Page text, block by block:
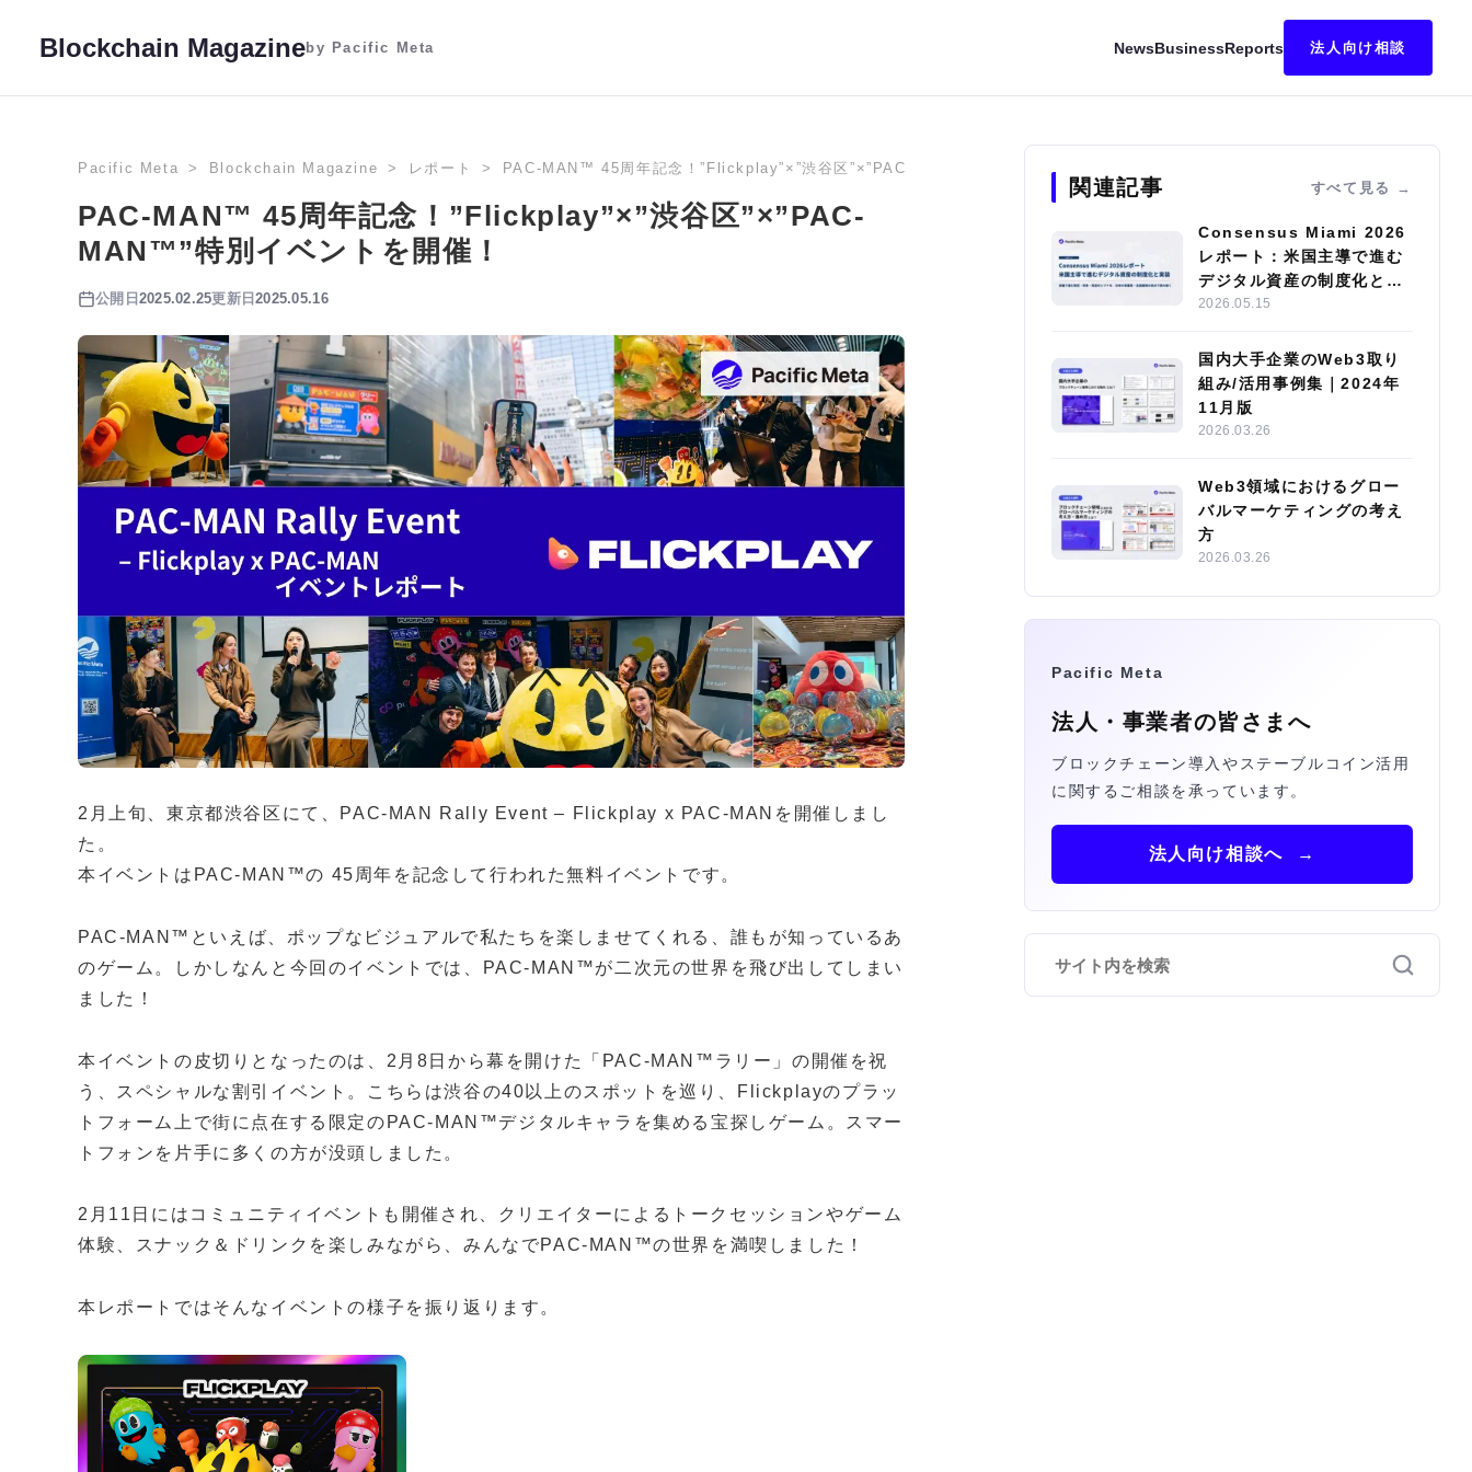
Blockchain Magazineby Pacific Meta NewsBusinessReports 法人向け相談
Pacific Meta Blockchain Magazine レポート PAC-MAN™ 45周年記念！”Flickplay”×”渋谷区”×”PAC-MAN™”特別イベントを開催！
PAC-MAN™ 45周年記念！”Flickplay”×”渋谷区”×”PAC-
MAN™”特別イベントを開催！
公開日 2025.02.25更新日2025.05.16
2月上旬、東京都渋谷区にて、PAC-MAN Rally Event – Flickplay x PAC-MANを開催しまし
た。
本イベントはPAC-MAN™の 45周年を記念して行われた無料イベントです。
PAC-MAN™といえば、ポップなビジュアルで私たちを楽しませてくれる、誰もが知っているあ
のゲーム。しかしなんと今回のイベントでは、PAC-MAN™が二次元の世界を飛び出してしまい
ました！
本イベントの皮切りとなったのは、2月8日から幕を開けた「PAC-MAN™ラリー」の開催を祝
う、スペシャルな割引イベント。こちらは渋谷の40以上のスポットを巡り、Flickplayのプラッ
トフォーム上で街に点在する限定のPAC-MAN™デジタルキャラを集める宝探しゲーム。スマー
トフォンを片手に多くの方が没頭しました。
2月11日にはコミュニティイベントも開催され、クリエイターによるトークセッションやゲーム
体験、スナック＆ドリンクを楽しみながら、みんなでPAC-MAN™の世界を満喫しました！
本レポートではそんなイベントの様子を振り返ります。
関連記事 すべて見る
Consensus Miami 2026
レポート：米国主導で進む
デジタル資産の制度化と実
装
2026.05.15
国内大手企業のWeb3取り
組み/活用事例集｜2024年
11月版
2026.03.26
Web3領域におけるグロー
バルマーケティングの考え
方
2026.03.26
Pacific Meta
法人・事業者の皆さまへ
ブロックチェーン導入やステーブルコイン活用
に関するご相談を承っています。
法人向け相談へ